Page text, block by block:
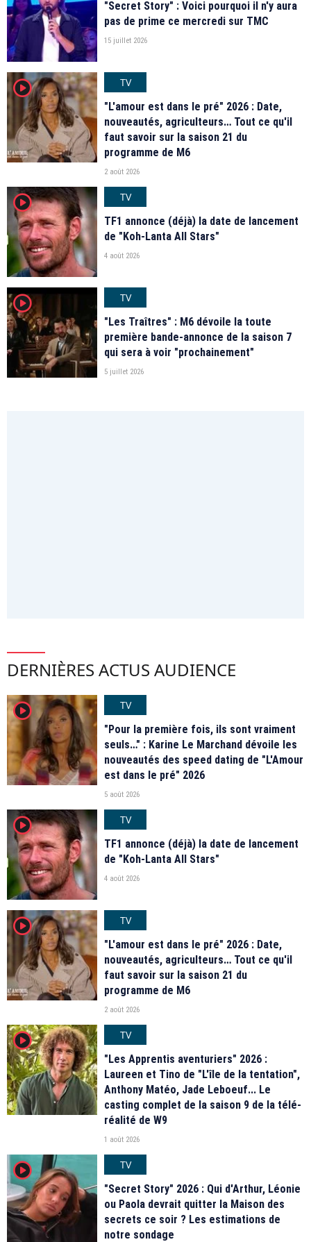
"Secret Story" : Voici pourquoi il n'y aura
pas de prime ce mercredi sur TMC
15 juillet 2026
player2
TV
"L'amour est dans le pré" 2026 : Date,
nouveautés, agriculteurs… Tout ce qu'il
faut savoir sur la saison 21 du
programme de M6
2 août 2026
player2
TV
TF1 annonce (déjà) la date de lancement
de "Koh-Lanta All Stars"
4 août 2026
player2
TV
"Les Traîtres" : M6 dévoile la toute
première bande-annonce de la saison 7
qui sera à voir "prochainement"
5 juillet 2026
DERNIÈRES ACTUS AUDIENCE
player2
TV
"Pour la première fois, ils sont vraiment
seuls…" : Karine Le Marchand dévoile les
nouveautés des speed dating de "L'Amour
est dans le pré" 2026
5 août 2026
player2
TV
TF1 annonce (déjà) la date de lancement
de "Koh-Lanta All Stars"
4 août 2026
player2
TV
"L'amour est dans le pré" 2026 : Date,
nouveautés, agriculteurs… Tout ce qu'il
faut savoir sur la saison 21 du
programme de M6
2 août 2026
player2
TV
"Les Apprentis aventuriers" 2026 :
Laureen et Tino de "L'île de la tentation",
Anthony Matéo, Jade Leboeuf... Le
casting complet de la saison 9 de la télé-
réalité de W9
1 août 2026
player2
TV
"Secret Story" 2026 : Qui d'Arthur, Léonie
ou Paola devrait quitter la Maison des
secrets ce soir ? Les estimations de
notre sondage